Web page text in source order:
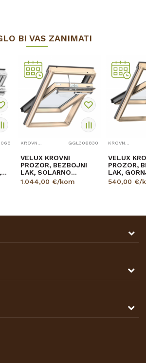
BI VAS ZANIMATI
GGL306830
VELUX KROVNI
PROZOR, BEZBOJNI
LAK, SOLARNO
NAPAJANJE, STAKLO
1.044,00 €/kom
VELUX
PROZOR,
LAK,
STAKLO 68
540,00 €/